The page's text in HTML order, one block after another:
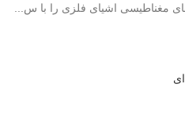
مغناطیسی اشیای فلزی را با س...